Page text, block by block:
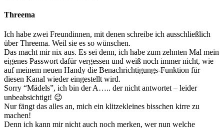
Threema
Ich habe zwei Freundinnen, mit denen schreibe ich ausschließlich
über Threema. Weil sie es so wünschen.
Das macht mir nix aus. Es sei denn, ich habe zum zehnten Mal mein
eigenes Passwort dafür vergessen und weiß noch immer nicht, wie
auf meinem neuen Handy die Benachrichtigungs-Funktion für
diesen Kanal wieder eingestellt wird.
Sorry “Mädels”, ich bin der A….. der nicht antwortet – leider
unbeabsichtigt! 😉
Nur fängt das alles an, mich ein klitzekleines bisschen kirre zu
machen!
Denn ich kann mir nicht auch noch merken, wer nun welche